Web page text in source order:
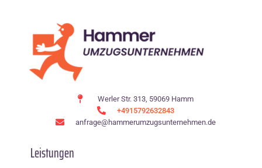
Werler Str. 313, 59069 Hamm
+4915792632843
anfrage@hammerumzugsunternehmen.de
Leistungen